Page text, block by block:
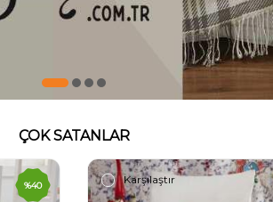
ÇOK SATANLAR
%35 Yeni